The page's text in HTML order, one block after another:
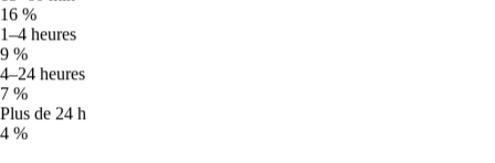
29°
18 °
Chaud
Jeu
20
☀️
32°
16 %
1–4 heures
9 %
4–24 heures
7 %
Plus de 24 h
4 %